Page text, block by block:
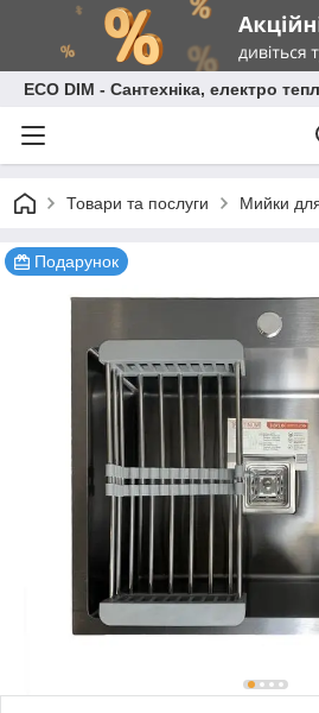
ECO DIM - Сантехніка, електро
Товари та послуги Мийки
Подарунок